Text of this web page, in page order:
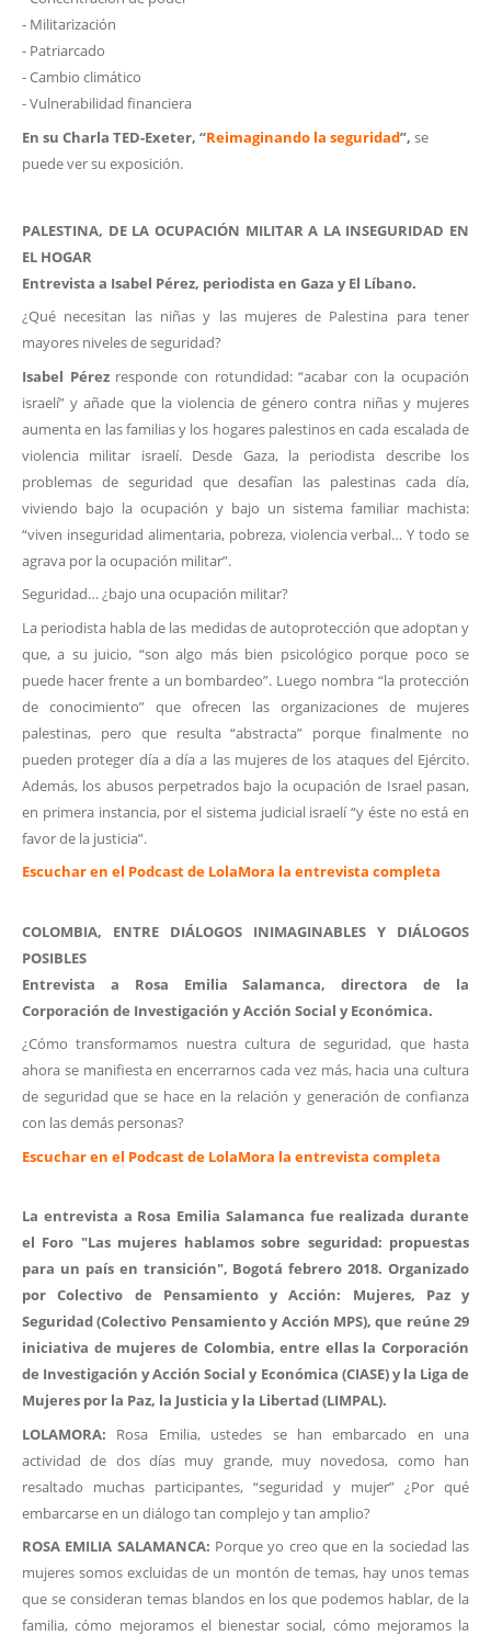
- Militarización
- Patriarcado
- Cambio climático
- Vulnerabilidad financiera
En su Charla TED-Exeter, “Reimaginando la seguridad”, se
puede ver su exposición.
PALESTINA, DE LA OCUPACIÓN MILITAR A LA INSEGURIDAD EN
EL HOGAR
Entrevista a Isabel Pérez, periodista en Gaza y El Líbano.
¿Qué necesitan las niñas y las mujeres de Palestina para tener
mayores niveles de seguridad?
Isabel Pérezresponde con rotundidad: “acabar con la ocupación
israelí” y añade que la violencia de género contra niñas y mujeres
aumenta en las familias y los hogares palestinos en cada escalada de
violencia militar israelí. Desde Gaza, la periodista describe los
problemas de seguridad que desafían las palestinas cada día,
viviendo bajo la ocupación y bajo un sistema familiar machista:
“viven inseguridad alimentaria, pobreza, violencia verbal… Y todo se
agrava por la ocupación militar”.
Seguridad… ¿bajo una ocupación militar?
La periodista habla de las medidas de autoprotección que adoptan y
que, a su juicio, “son algo más bien psicológico porque poco se
puede hacer frente a un bombardeo”. Luego nombra “la protección
de conocimiento” que ofrecen las organizaciones de mujeres
palestinas, pero que resulta “abstracta” porque finalmente no
pueden proteger día a día a las mujeres de los ataques del Ejército.
Además, los abusos perpetrados bajo la ocupación de Israel pasan,
en primera instancia, por el sistema judicial israelí “y éste no está en
favor de la justicia”.
Escuchar en el Podcast de LolaMora la entrevista completa
COLOMBIA, ENTRE DIÁLOGOS INIMAGINABLES Y DIÁLOGOS
POSIBLES
Entrevista a Rosa Emilia Salamanca, directora de la
Corporación de Investigación y Acción Social y Económica.
¿Cómo transformamos nuestra cultura de seguridad, que hasta
ahora se manifiesta en encerrarnos cada vez más, hacia una cultura
de seguridad que se hace en la relación y generación de confianza
con las demás personas?
Escuchar en el Podcast de LolaMora la entrevista completa
La entrevista a Rosa Emilia Salamanca fue realizada durante
el Foro "Las mujeres hablamos sobre seguridad: propuestas
para un país en transición", Bogotá febrero 2018. Organizado
por Colectivo de Pensamiento y Acción: Mujeres, Paz y
Seguridad (Colectivo Pensamiento y Acción MPS), que reúne 29
iniciativa de mujeres de Colombia, entre ellas la Corporación
de Investigación y Acción Social y Económica (CIASE) y la Liga de
Mujeres por la Paz, la Justicia y la Libertad (LIMPAL).
LOLAMORA: Rosa Emilia, ustedes se han embarcado en una
actividad de dos días muy grande, muy novedosa, como han
resaltado muchas participantes, “seguridad y mujer” ¿Por qué
embarcarse en un diálogo tan complejo y tan amplio?
ROSA EMILIA SALAMANCA: Porque yo creo que en la sociedad las
mujeres somos excluidas de un montón de temas, hay unos temas
que se consideran temas blandos en los que podemos hablar, de la
familia, cómo mejoramos el bienestar social, cómo mejoramos la